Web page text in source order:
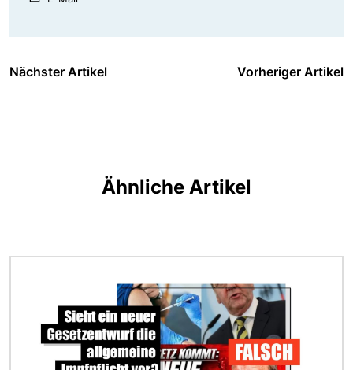
Nächster Artikel Vorheriger Artikel
Ähnliche Artikel